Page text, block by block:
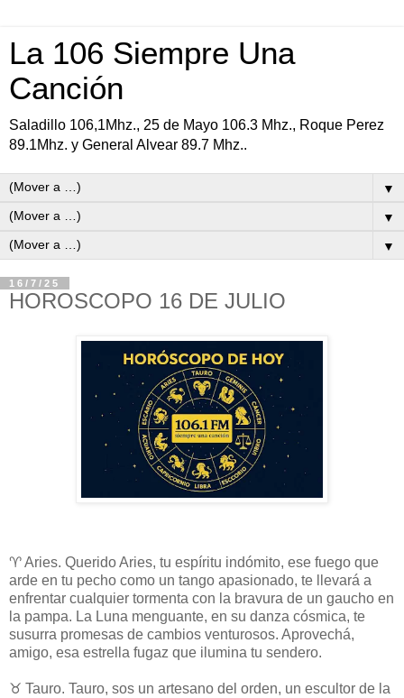
La 106 Siempre Una
Canción
Saladillo 106,1Mhz., 25 de Mayo 106.3 Mhz., Roque Perez
89.1Mhz. y General Alvear 89.7 Mhz..
▼
▼
▼
16/7/25
HOROSCOPO 16 DE JULIO
♈ Aries. Querido Aries, tu espíritu indómito, ese fuego que
arde en tu pecho como un tango apasionado, te llevará a
enfrentar cualquier tormenta con la bravura de un gaucho en
la pampa. La Luna menguante, en su danza cósmica, te
susurra promesas de cambios venturosos. Aprovechá,
amigo, esa estrella fugaz que ilumina tu sendero.
♉ Tauro. Tauro, sos un artesano del orden, un escultor de la